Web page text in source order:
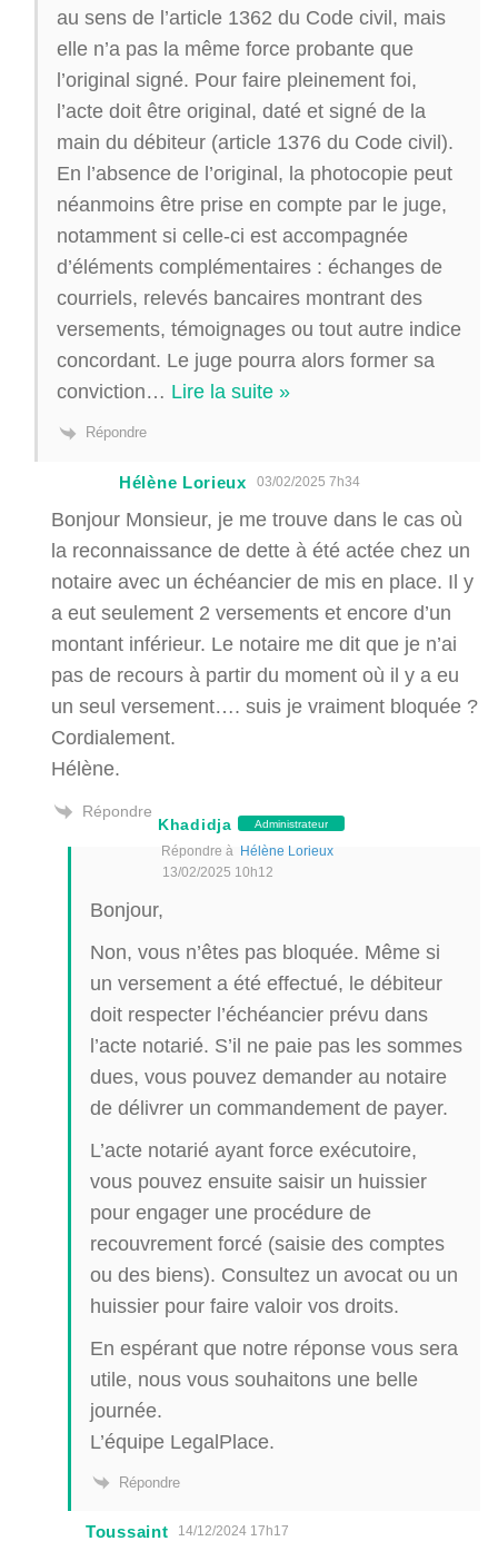
au sens de l’article 1362 du Code civil, mais
elle n’a pas la même force probante que
l’original signé. Pour faire pleinement foi,
l’acte doit être original, daté et signé de la
main du débiteur (article 1376 du Code civil).
En l’absence de l’original, la photocopie peut
néanmoins être prise en compte par le juge,
notamment si celle-ci est accompagnée
d’éléments complémentaires : échanges de
courriels, relevés bancaires montrant des
versements, témoignages ou tout autre indice
concordant. Le juge pourra alors former sa
conviction… Lire la suite »
Répondre
Hélène Lorieux 03/02/2025 7h34
Bonjour Monsieur, je me trouve dans le cas où
la reconnaissance de dette à été actée chez un
notaire avec un échéancier de mis en place. Il y
a eut seulement 2 versements et encore d’un
montant inférieur. Le notaire me dit que je n’ai
pas de recours à partir du moment où il y a eu
un seul versement…. suis je vraiment bloquée ?
Cordialement.
Hélène.
Répondre
Khadidja Administrateur
Répondre à Hélène Lorieux
13/02/2025 10h12
Bonjour,
Non, vous n’êtes pas bloquée. Même si
un versement a été effectué, le débiteur
doit respecter l’échéancier prévu dans
l’acte notarié. S’il ne paie pas les sommes
dues, vous pouvez demander au notaire
de délivrer un commandement de payer.
L’acte notarié ayant force exécutoire,
vous pouvez ensuite saisir un huissier
pour engager une procédure de
recouvrement forcé (saisie des comptes
ou des biens). Consultez un avocat ou un
huissier pour faire valoir vos droits.
En espérant que notre réponse vous sera
utile, nous vous souhaitons une belle
journée.
L’équipe LegalPlace.
Répondre
Toussaint 14/12/2024 17h17